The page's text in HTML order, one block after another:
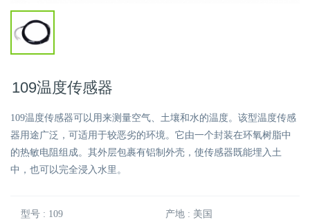
109温度传感器
109温度传感器可以用来测量空气、土壤和水的温度。该型温度传感
器用途广泛，可适用于较恶劣的环境。它由一个封装在环氧树脂中
的热敏电阻组成。其外层包裹有铝制外壳，使传感器既能埋入土
中，也可以完全浸入水里。
型号 : 109 产地 : 美国